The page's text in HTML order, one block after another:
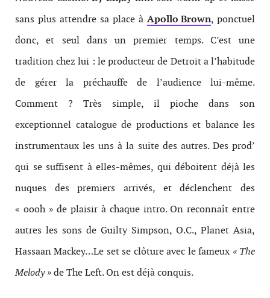
sans plus attendre sa place à Apollo Brown, ponctuel
donc, et seul dans un premier temps. C’est une
tradition chez lui : le producteur de Detroit a l’habitude
de gérer la préchauffe de l’audience lui-même.
Comment ? Très simple, il pioche dans son
exceptionnel catalogue de productions et balance les
instrumentaux les uns à la suite des autres. Des prod’
qui se suffisent à elles-mêmes, qui déboitent déjà les
nuques des premiers arrivés, et déclenchent des
« oooh » de plaisir à chaque intro. On reconnaît entre
autres les sons de Guilty Simpson, O.C., Planet Asia,
Hassaan Mackey…Le set se clôture avec le fameux « The
Melody »de The Left. On est déjà conquis.